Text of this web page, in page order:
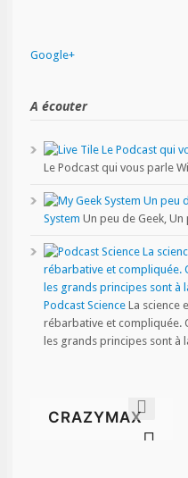
Google+
A écouter
Le Podcast qui vous parle
System Un peu de Geek,
Podcast Science La science
rébarbative et compliquée.
les grands principes sont à